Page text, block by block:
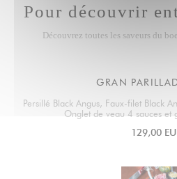
Pour découvrir
Découvrez toutes les saveurs du
GRAN
Persillé Black Angus, Faux-filet Black
Onglet de veau 4 sauces et
129,00